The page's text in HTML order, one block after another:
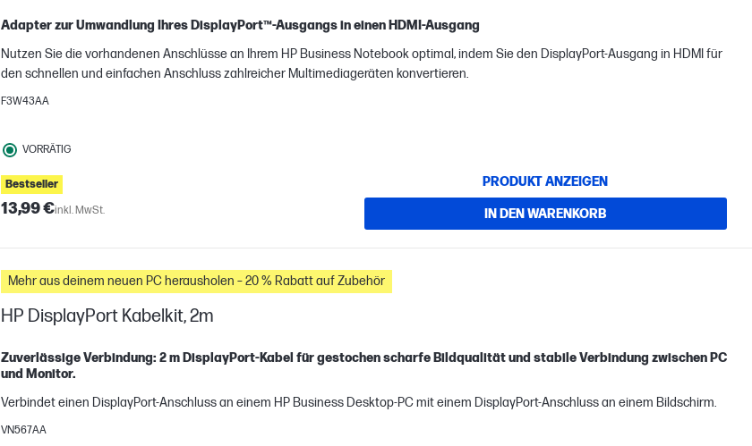
Adapter zur Umwandlung Ihres DisplayPort™-Ausgangs in einen HDMI-Ausgang
Nutzen Sie die vorhandenen Anschlüsse an Ihrem HP Business Notebook optimal, indem Sie den DisplayPort-Ausgang in HDMI für
den schnellen und einfachen Anschluss zahlreicher Multimediageräten konvertieren.
F3W43AA
VORRÄTIG
Bestseller
13,99 €inkl. MwSt.
PRODUKT ANZEIGEN
IN DEN WARENKORB
Mehr aus deinem neuen PC herausholen – 20 % Rabatt auf Zubehör
HP DisplayPort Kabelkit, 2m
Zuverlässige Verbindung: 2 m DisplayPort-Kabel für gestochen scharfe Bildqualität und stabile Verbindung zwischen PC
und Monitor.
Verbindet einen DisplayPort-Anschluss an einem HP Business Desktop-PC mit einem DisplayPort-Anschluss an einem Bildschirm.
VN567AA